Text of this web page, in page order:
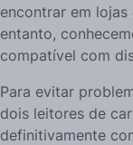
encontrar em
entanto,
compatível com
Para evitar
dois leitores de
definitivamente